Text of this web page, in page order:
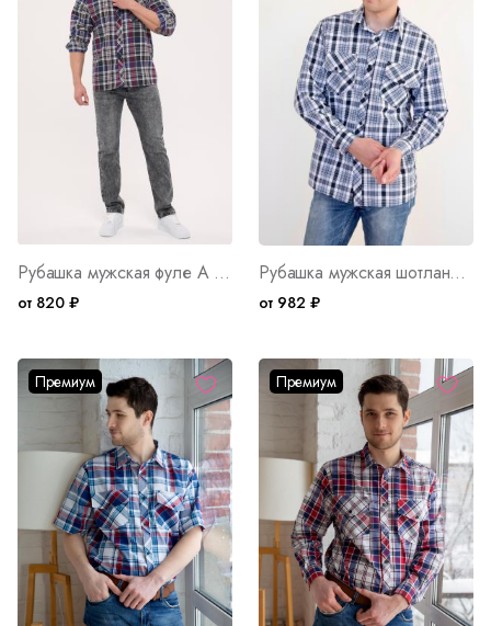
Рубашка мужская фуле А Д/Р Арт. 10365
от 820 ₽
Рубашка мужская шотландка Премиум Ч Д/Р Арт. 7521
от 982 ₽
Премиум Премиум